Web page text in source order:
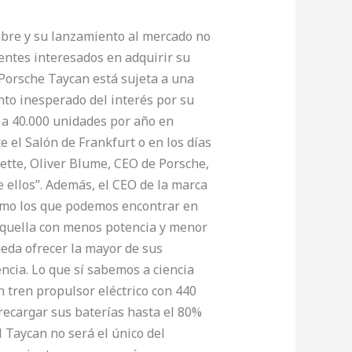
y su lanzamiento al mercado no
interesados en adquirir su
Taycan está sujeta a una
inesperado del interés por su
40.000 unidades por año en
el Salón de Frankfurt o en los días
Oliver Blume, CEO de Porsche,
Además, el CEO de la marca
los que podemos encontrar en
con menos potencia y menor
ofrecer la mayor de sus
Lo que sí sabemos a ciencia
tren propulsor eléctrico con 440
sus baterías hasta el 80%
no será el único del